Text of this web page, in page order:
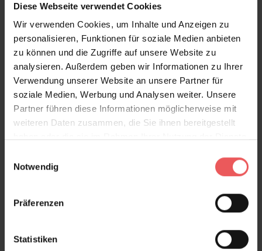
Diese Webseite verwendet Cookies
Wir verwenden Cookies, um Inhalte und Anzeigen zu
personalisieren, Funktionen für soziale Medien anbieten
zu können und die Zugriffe auf unsere Website zu
analysieren. Außerdem geben wir Informationen zu Ihrer
Verwendung unserer Website an unsere Partner für
soziale Medien, Werbung und Analysen weiter. Unsere
Partner führen diese Informationen möglicherweise mit
weiteren Daten zusammen, die Sie ihnen bereitgestellt
Notwendig
Präferenzen
Statistiken
Bewertungen
FAQ Teilen!
Sie haben Fragen zum Produkt?
Frage stellen